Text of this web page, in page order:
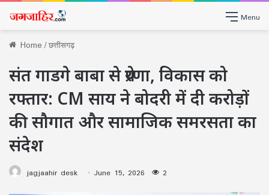
Menu
Home/छत्तीसगढ़
संत गाडगे बाबा से प्रेरणा, विकास को
रफ्तार: CM साय ने बोदरी में दी करोड़ों
की सौगात और सामाजिक समरसता का
संदेश
jagjaahir desk June 15, 2026 2